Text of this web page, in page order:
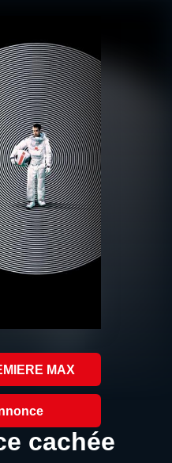
MAX
cachée